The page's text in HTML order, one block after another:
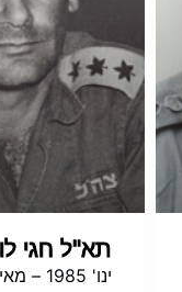
תא"ל חגי
ינו' 1985 – מאי 1986